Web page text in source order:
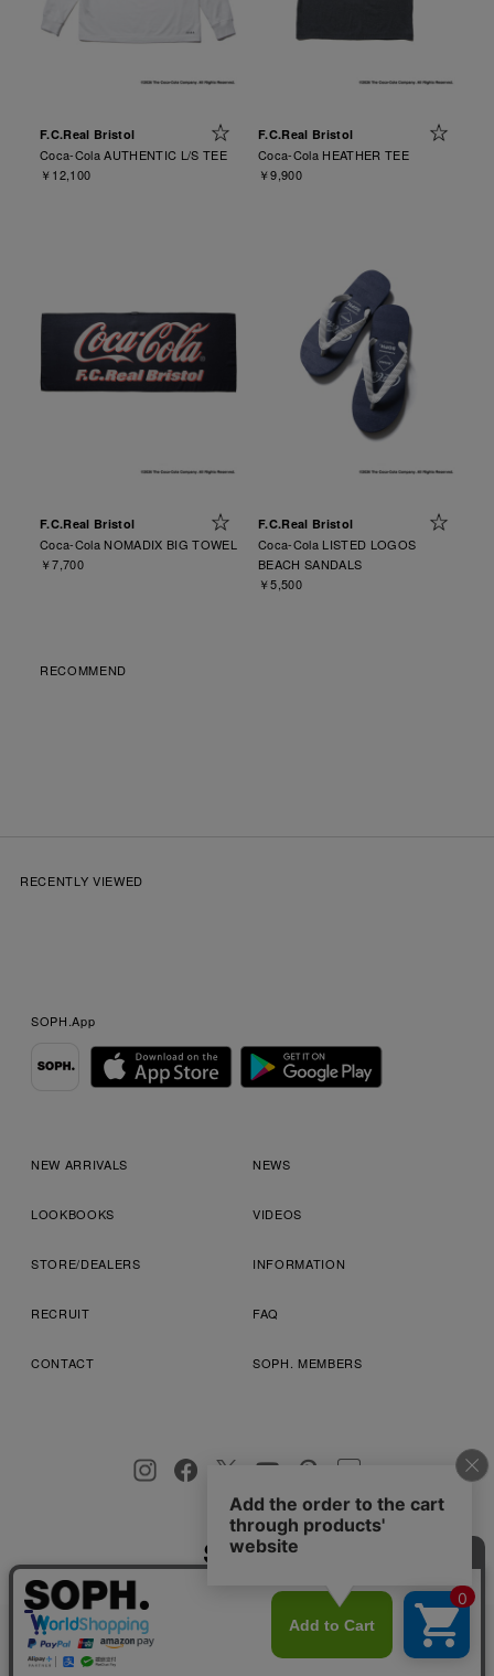
F.C.Real Bristol
Coca-Cola AUTHENTIC L/S TEE
￥12,100
F.C.Real Bristol
Coca-Cola HEATHER TEE
￥9,900
F.C.Real Bristol
Coca-Cola NOMADIX BIG TOWEL
￥7,700
F.C.Real Bristol
Coca-Cola LISTED LOGOS
BEACH SANDALS
￥5,500
RECOMMEND
RECENTLY VIEWED
SOPH.App
NEW ARRIVALS NEWS
LOOKBOOKS VIDEOS
STORE/DEALERS INFORMATION
RECRUIT FAQ
CONTACT SOPH. MEMBERS
プライバシーポリシー
店舗受取サービス
コンビニ・営業店受取サービス
お客様により良いサービスを提供するため、cookie(クッキー)を
使用することがございます。 詳しくはプライバシーポリシーを